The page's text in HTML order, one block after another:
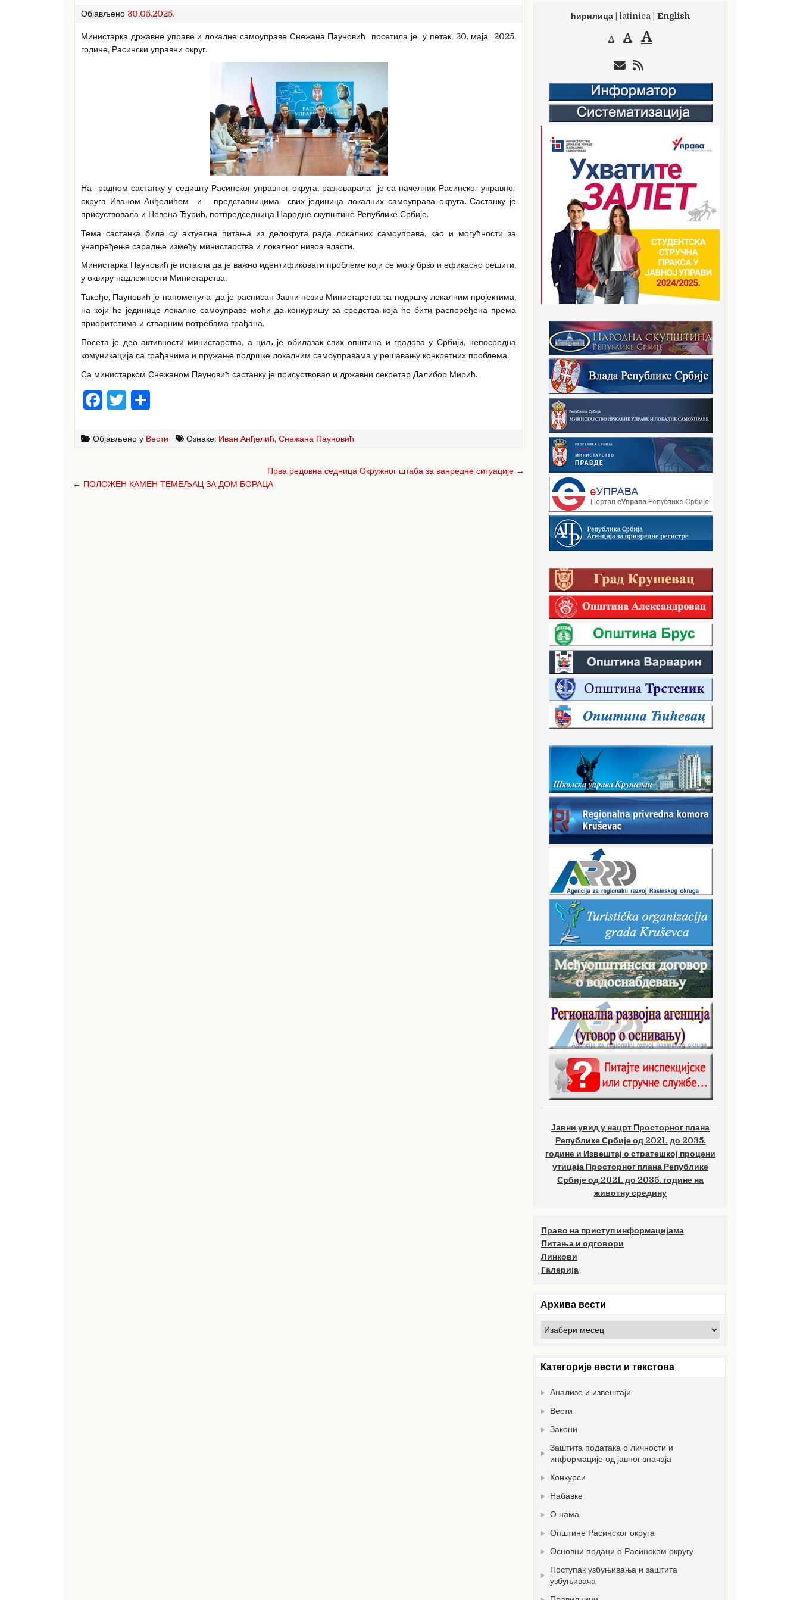
Објављено 30.05.2025.
Министарка државне управе и локалне самоуправе Снежана Пауновић посетила је у петак, 30. маја 2025.
године, Расински управни округ.
На радном састанку у седишту Расинског управног округа, разговарала је са начелник Расинског управног
округа Иваном Анђелићем и представницима свих јединица локалних самоуправа округа.Састанку је
присуствовала и Невена Ђурић, потпредседница Народне скупштине Републике Србије.
Тема састанка била су актуелна питања из делокруга рада локалних самоуправа, као и могућности за
унапређење сарадње између министарства и локалног нивоа власти.
Министарка Пауновић је истакла да је важно идентификовати проблеме који се могу брзо и ефикасно решити,
у оквиру надлежности Министарства.
Такође, Пауновић је напоменула да је расписан Јавни позив Министарства за подршку локалним пројектима,
на који ће јединице локалне самоуправе моћи да конкуришу за средства која ће бити распоређена према
приоритетима и стварним потребама грађана.
Посета је део активности министарства, а циљ је обилазак свих општина и градова у Србији, непосредна
комуникација са грађанима и пружање подршке локалним самоуправама у решавању конкретних проблема.
Са министарком Снежаном Пауновић састанку је присуствовао и државни секретар Далибор Мирић.
F
c
b
T
it
r
ar
Објављено у Вести Ознаке: Иван Анђелић, Снежана Пауновић
чланка
Прва редовна седница Окружног штаба за ванредне ситуације →
← ПОЛОЖЕН КАМЕН ТЕМЕЉАЦ ЗА ДОМ БОРАЦА
ћирилица latinica English
A A A
Јавни увид у нацрт Просторног плана
Републике Србије од 2021. до 2035.
године и Извештај о стратешкој процени
утицаја Просторног плана Републике
Србије од 2021. до 2035. године на
животну средину
Право на приступ информацијама
Питања и одговори
Линкови
Галерија
Архива вести
Архива
вести
Категорије вести и текстова
Анализе и извештаји
Вести
Закони
Заштита података о личности и
информације од јавног значаја
Конкурси
Набавке
О нама
Општине Расинског округа
Основни подаци о Расинском округу
Поступак узбуњивања и заштита
узбуњивача